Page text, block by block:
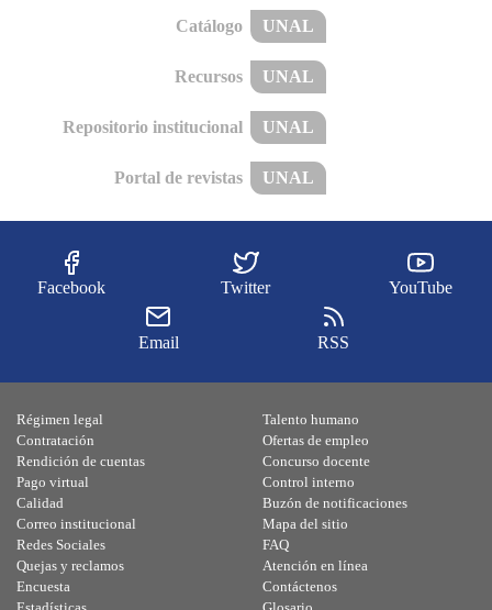
Catálogo UNAL
Recursos UNAL
Repositorio institucional UNAL
Portal de revistas UNAL
Facebook Twitter YouTube
Email RSS
Régimen legal
Contratación
Rendición de cuentas
Pago virtual
Calidad
Talento humano
Ofertas de empleo
Concurso docente
Control interno
Buzón de notificaciones
Correo institucional
Redes Sociales
Quejas y reclamos
Encuesta
Mapa del sitio
FAQ
Atención en línea
Contáctenos